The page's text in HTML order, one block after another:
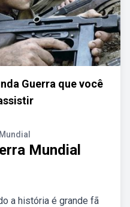
Guerra que você
Mundial
a história é grande fã